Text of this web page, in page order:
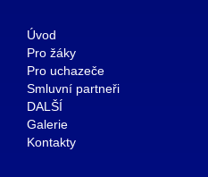
Úvod
Pro žáky
Pro uchazeče
Smluvní partneři
DALŠÍ
Galerie
Kontakty